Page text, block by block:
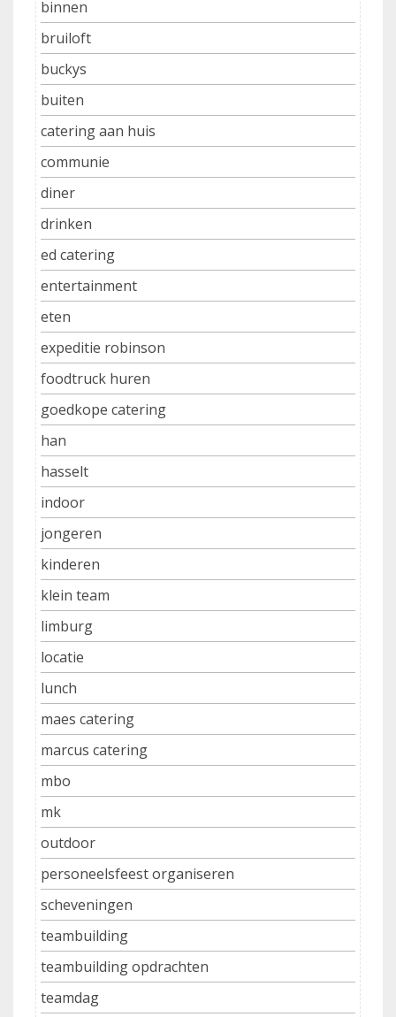
binnen
bruiloft
buckys
buiten
catering aan huis
communie
diner
drinken
ed catering
entertainment
eten
expeditie robinson
foodtruck huren
goedkope catering
han
hasselt
indoor
jongeren
kinderen
klein team
limburg
locatie
lunch
maes catering
marcus catering
mbo
mk
outdoor
personeelsfeest organiseren
scheveningen
teambuilding
teambuilding opdrachten
teamdag